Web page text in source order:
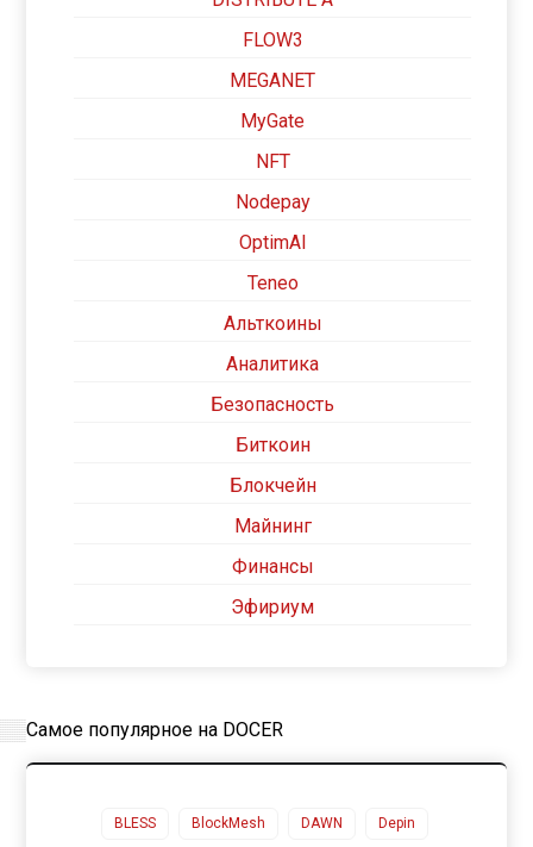
FLOW3
MEGANET
MyGate
NFT
Nodepay
OptimAI
Teneo
Альткоины
Аналитика
Безопасность
Биткоин
Блокчейн
Майнинг
Финансы
Эфириум
Самое популярное на DOCER
BLESS BlockMesh DAWN Depin